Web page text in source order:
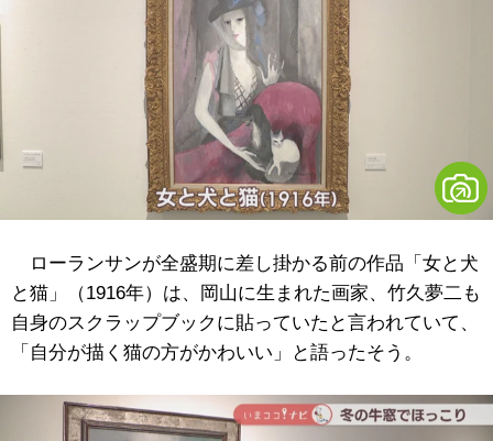
ローランサンが全盛期に差し掛かる前の作品「女と犬
と猫」（1916年）は、岡山に生まれた画家、竹久夢二も
自身のスクラップブックに貼っていたと言われていて、
「自分が描く猫の方がかわいい」と語ったそう。